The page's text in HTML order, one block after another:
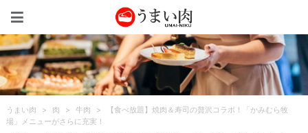
うまい肉 > 肉 > 牛肉 >
【食べ放題】焼肉＆寿司の贅沢コラボ！「かみむら牧
場」メニューがさらに充実！